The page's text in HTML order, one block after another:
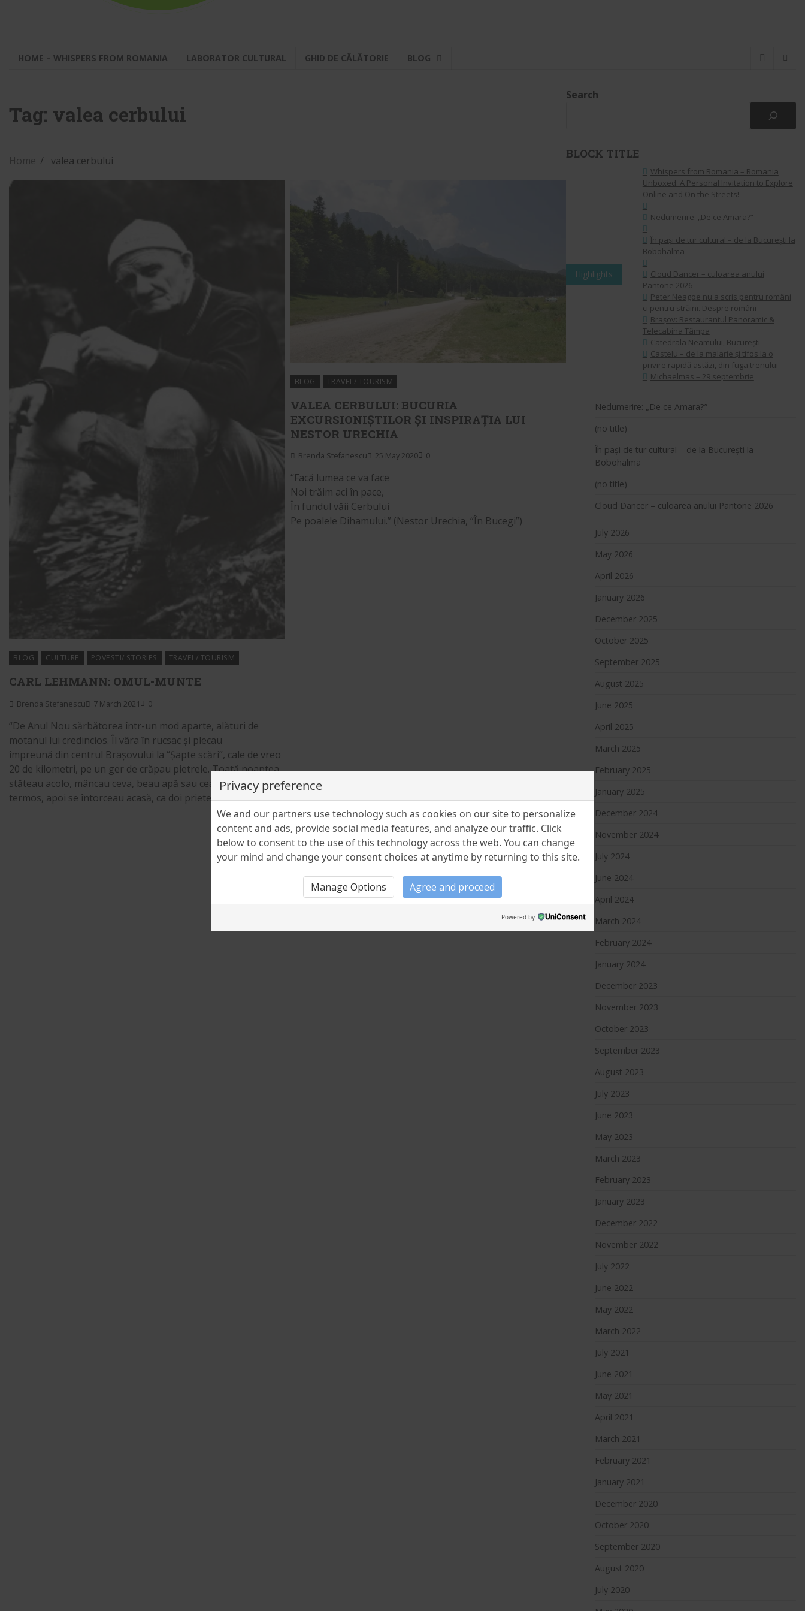
HOME – WHISPERS FROM ROMANIA LABORATOR CULTURAL GHID DE CĂLĂTORIE BLOG
Tag: valea cerbului
Home valea cerbului
BLOG CULTURE POVESTI/ STORIES TRAVEL/ TOURISM
CARL LEHMANN: OMUL-MUNTE
Brenda Stefanescu 7 March 2021 0
“De Anul Nou sărbătorea într-un mod aparte, alături de
motanul lui credincios. Îl vâra în rucsac și plecau
împreună din centrul Brașovului la “Șapte scări”, cale de vreo
20 de kilometri, pe un ger de crăpau pietrele. Toată noaptea
stăteau acolo, mâncau ceva, beau apă sau ceai cald din
termos, apoi se întorceau acasă, ca doi prieteni de-o viață”
BLOG TRAVEL/ TOURISM
VALEA CERBULUI: BUCURIA
EXCURSIONIȘTILOR ȘI INSPIRAȚIA LUI
NESTOR URECHIA
Brenda Stefanescu 25 May 2020 0
“Facă lumea ce va face
Noi trăim aci în pace,
În fundul văii Cerbului
Pe poalele Dihamului.” (Nestor Urechia, “În Bucegi”)
Search
BLOCK TITLE
Highlights
Whispers from Romania – Romania
Unboxed: A Personal Invitation to Explore
Online and On the Streets!
Nedumerire: „De ce Amara?”
În pași de tur cultural – de la București la
Bobohalma
Cloud Dancer – culoarea anului
Pantone 2026
Peter Neagoe nu a scris pentru români
ci pentru străini. Despre români
Brașov: Restaurantul Panoramic &
Telecabina Tâmpa
Catedrala Neamului, București
Castelu – de la malarie și tifos la o
privire rapidă astăzi, din fuga trenului
Michaelmas – 29 septembrie
Nedumerire: „De ce Amara?”
(no title)
În pași de tur cultural – de la București la
Bobohalma
(no title)
Cloud Dancer – culoarea anului Pantone 2026
July 2026
May 2026
April 2026
January 2026
December 2025
October 2025
September 2025
August 2025
June 2025
April 2025
March 2025
February 2025
January 2025
December 2024
November 2024
July 2024
June 2024
April 2024
March 2024
February 2024
January 2024
December 2023
November 2023
October 2023
September 2023
August 2023
July 2023
June 2023
May 2023
March 2023
February 2023
January 2023
December 2022
November 2022
July 2022
June 2022
May 2022
March 2022
July 2021
June 2021
May 2021
April 2021
March 2021
February 2021
January 2021
December 2020
October 2020
September 2020
August 2020
July 2020
Privacy preference
We and our partners use technology such as cookies on our site to personalize
content and ads, provide social media features, and analyze our traffic. Click
below to consent to the use of this technology across the web. You can change
your mind and change your consent choices at anytime by returning to this site.
Manage Options Agree and proceed
Powered by